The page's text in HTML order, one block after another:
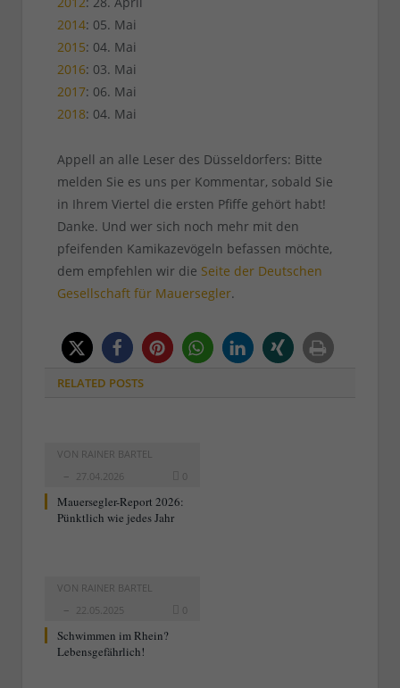
2014: 05. Mai
2015: 04. Mai
2016: 03. Mai
2017: 06. Mai
2018: 04. Mai
Appell an alle Leser des Düsseldorfers: Bitte
melden Sie es uns per Kommentar, sobald Sie
in Ihrem Viertel die ersten Pfiffe gehört habt!
Danke. Und wer sich noch mehr mit den
pfeifenden Kamikazevögeln befassen möchte,
dem empfehlen wir die Seite der Deutschen
Gesellschaft für Mauersegler.
RELATED POSTS
VON RAINER BARTEL
27.04.2026
0
Mauersegler-Report 2026:
Pünktlich wie jedes Jahr
VON RAINER BARTEL
22.05.2025
0
Schwimmen im Rhein?
Lebensgefährlich!